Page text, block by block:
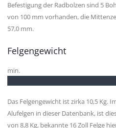
Befestigung der Radbolzen sind 5
von 100 mm vorhanden, die
57,0 mm.
Felgengewicht
min.
Das Felgengewicht ist zirka 10,5 Kg.
Alufelgen in dieser Datenbank, ist
von 8,8 Kg, bekannte 16 Zoll Felge